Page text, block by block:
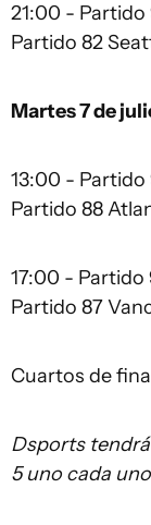
21:00 - Partido
Partido 82
Martes 7 de
13:00 - Partido
Partido 88
17:00 - Partido
Partido 87
Cuartos de
Dsports
5 uno cada uno